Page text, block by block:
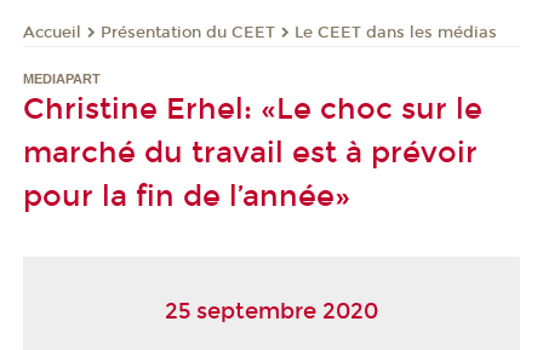
Accueil Présentation du CEET Le CEET dans les médias
MEDIAPART
Christine Erhel: «Le choc sur le
marché du travail est à prévoir
pour la fin de l’année»
25 septembre 2020